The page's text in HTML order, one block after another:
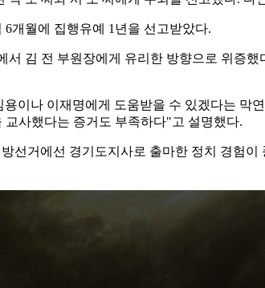
개월에 집행유예 1년을 선고받았다.
김 전 부원장에게 유리한 방향으로 위증
이나 이재명에게 도움받을 수 있겠다는 막
사했다는 증거도 부족하다"고 설명했다.
선거에선 경기도지사로 출마한 정치 경험